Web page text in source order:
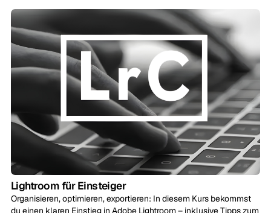
Lightroom für Einsteiger
Organisieren, optimieren, exportieren: In diesem Kurs bekommst
du einen klaren Einstieg in Adobe Lightroom – inklusive Tipps zum